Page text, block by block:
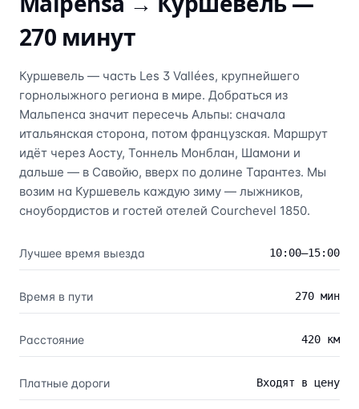
270 минут
Куршевель — часть Les 3 Vallées, крупнейшего
горнолыжного региона в мире. Добраться из
Мальпенса значит пересечь Альпы: сначала
итальянская сторона, потом французская. Маршрут
идёт через Аосту, Тоннель Монблан, Шамони и
дальше — в Савойю, вверх по долине Тарантез. Мы
возим на Куршевель каждую зиму — лыжников,
сноубордистов и гостей отелей Courchevel 1850.
Лучшее время выезда 10:00–15:00
Время в пути 270 мин
Расстояние 420 км
Платные дороги Входят в цену